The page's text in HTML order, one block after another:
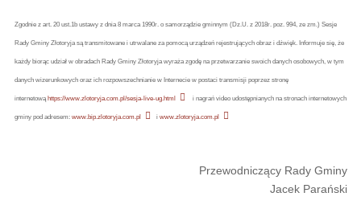
Zgodnie z art. 20 ust.1b ustawy z dnia 8 marca 1990r. o samorządzie gminnym (Dz.U. z 2018r. poz. 994, ze zm.) Sesje
Rady Gminy Złotoryja są transmitowane i utrwalane za pomocą urządzeń rejestrujących obraz i dźwięk. Informuje się, że
każdy biorąc udział w obradach Rady Gminy Złotoryja wyraża zgodę na przetwarzanie swoich danych osobowych, w tym
danych wizerunkowych oraz ich rozpowszechnianie w Internecie w postaci transmisji poprzez stronę
internetową https://www.zlotoryja.com.pl/sesja-live-ug.html i nagrań video udostępnianych na stronach internetowych
gminy pod adresem: www.bip.zlotoryja.com.pl i www.zlotoryja.com.pl
Przewodniczący Rady Gminy
Jacek Parański